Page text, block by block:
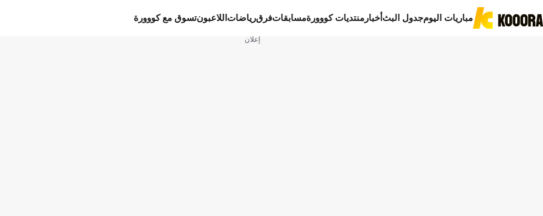
مباريات اليومجدول البثأخبار منتديات كووورةمسابقاتفرقرياضات اللاعبونتسوق مع كووورة
إعلان